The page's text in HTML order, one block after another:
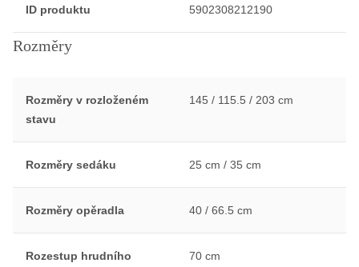
ID produktu 5902308212190
Rozměry
Rozměry v rozloženém
stavu
145 / 115.5 / 203 cm
Rozměry sedáku 25 cm / 35 cm
Rozměry opěradla 40 / 66.5 cm
Rozestup hrudního
70 cm